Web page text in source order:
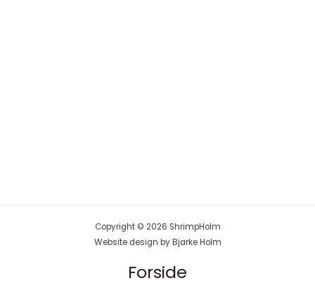
Copyright © 2026 ShrimpHolm
Website design by Bjarke Holm
Forside